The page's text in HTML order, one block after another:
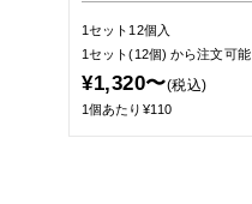
1セット12個入
1セット(12個)から注文可能
¥1,320〜(税込)
1個あたり¥110